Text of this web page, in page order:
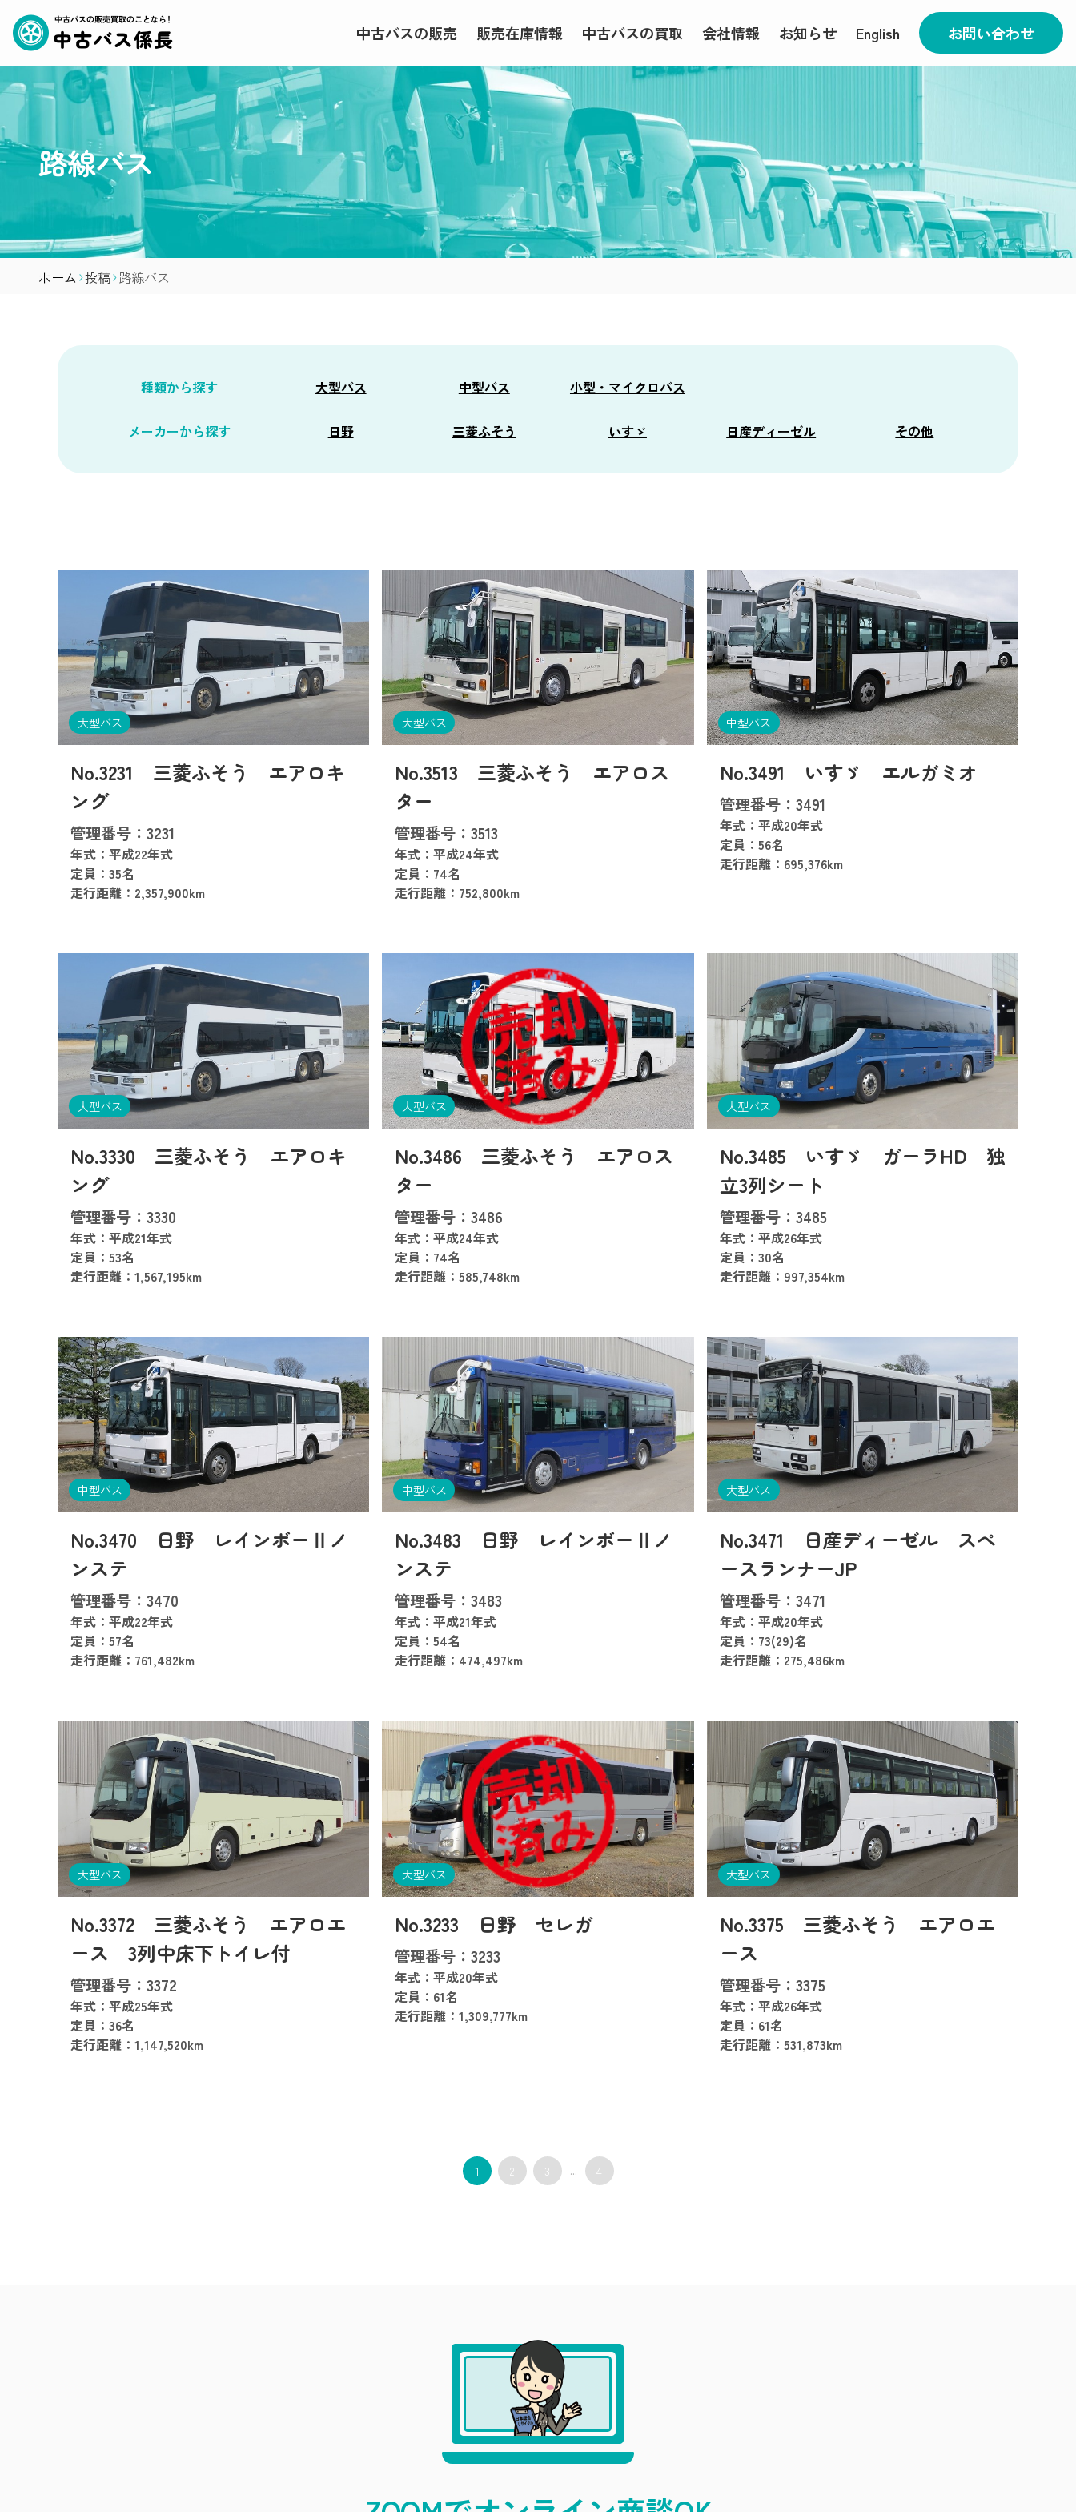
中古バスの販売 販売在庫情報 中古バスの買取 会社情報 お知らせ English お問い合わせ
路線バス
ホーム 投稿 路線バス
種類から探す 大型バス 中型バス 小型・マイクロバス
メーカーから探す 日野 三菱ふそう いすゞ 日産ディーゼル その他
大型バス
No.3231 三菱ふそう エアロキ
ング
管理番号：3231
年式：平成22年式
定員：35名
走行距離：2,357,900km
大型バス
No.3513 三菱ふそう エアロス
ター
管理番号：3513
年式：平成24年式
定員：74名
走行距離：752,800km
中型バス
No.3491 いすゞ エルガミオ
管理番号：3491
年式：平成20年式
定員：56名
走行距離：695,376km
大型バス
No.3330 三菱ふそう エアロキ
ング
管理番号：3330
年式：平成21年式
定員：53名
走行距離：1,567,195km
大型バス
No.3486 三菱ふそう エアロス
ター
管理番号：3486
年式：平成24年式
定員：74名
走行距離：585,748km
大型バス
No.3485 いすゞ ガーラHD 独
立3列シート
管理番号：3485
年式：平成26年式
定員：30名
走行距離：997,354km
中型バス
No.3470 日野 レインボーⅡノ
ンステ
管理番号：3470
年式：平成22年式
定員：57名
走行距離：761,482km
中型バス
No.3483 日野 レインボーⅡノ
ンステ
管理番号：3483
年式：平成21年式
定員：54名
走行距離：474,497km
大型バス
No.3471 日産ディーゼル スぺ
ースランナーJP
管理番号：3471
年式：平成20年式
定員：73(29)名
走行距離：275,486km
大型バス
No.3372 三菱ふそう エアロエ
ース 3列中床下トイレ付
管理番号：3372
年式：平成25年式
定員：36名
走行距離：1,147,520km
大型バス
No.3233 日野 セレガ
管理番号：3233
年式：平成20年式
定員：61名
走行距離：1,309,777km
大型バス
No.3375 三菱ふそう エアロエ
ース
管理番号：3375
年式：平成26年式
定員：61名
走行距離：531,873km
1 2 3 ... 4